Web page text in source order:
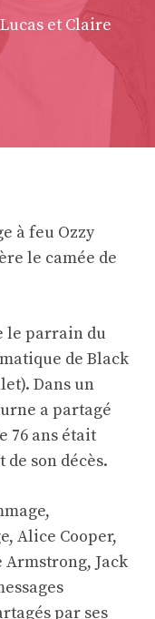
et Claire
à feu Ozzy
le camée de
le parrain du
de Black
Dans un
a partagé
76 ans était
son décès.
Alice Cooper,
Armstrong, Jack
par ses